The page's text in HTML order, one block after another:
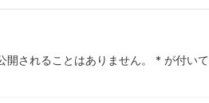
開されることはありません。 * が付い